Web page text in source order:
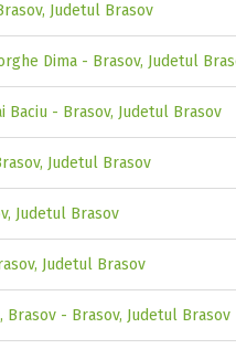
Judetul Brasov
Dima - Brasov, Judetul
Baciu - Brasov, Judetul Brasov
Judetul Brasov
Judetul Brasov
Judetul Brasov
Brasov - Brasov, Judetul Brasov